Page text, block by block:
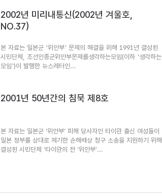
2002년 미리내통신(2002년 겨울호,
NO.37)
본 자료는 일본군 '위안부' 문제의 해결을 위해 1991년 결성된
시민단체, 조선인종군위안부문제를생각하는모임(이하 '생각하는
모임')이 발행한 뉴스레터인...
2001년 50년간의 침묵 제8호
본 자료는 일본군 ‘위안부’ 피해 당사자인 타이완 출신 여성들이
일본 정부를 상대로 제기한 손해배상 청구 소송을 지원하기 위해
결성된 시민단체 ‘타이완의 전 ‘위안부’...